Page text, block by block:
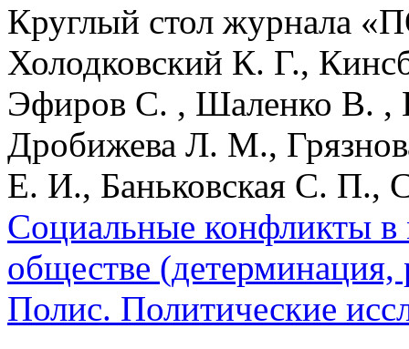
Круглый стол журнала
Холодковский К. Г.,
Эфиров С. , Шаленко В. ,
Дробижева Л. М.,
Е. И., Баньковская С. П.,
Социальные конфликты
обществе (детерминация,
Полис. Политические